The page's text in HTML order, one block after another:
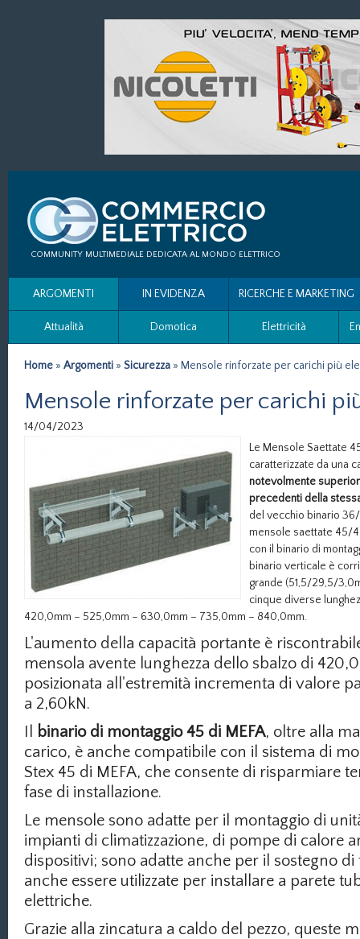
COMMUNITY MULTIMEDIALE DEDICATA AL MONDO ELETTRICO
ARGOMENTI
Attualità Domotica Elettricità
IN EVIDENZA RICERCHE E MARKETING
Home » Argomenti » Sicurezza » Mensole rinforzate per carichi più
Mensole rinforzate per carichi
14/04/2023
Le Mensole Saettate
caratterizzate da una
notevolmente
precedenti della
del vecchio binario
mensole saettate 45/
con il binario di
binario verticale è
grande (51,5/29,5/
cinque diverse
420,0mm – 525,0mm – 630,0mm – 735,0mm – 840,0mm.
L'aumento della capacità portante è
mensola avente lunghezza dello sbalzo di
posizionata all'estremità incrementa di valore
a 2,60kN.
binario di montaggio 45 di MEFA, oltre alla
carico, è anche compatibile con il sistema di
Stex 45 di MEFA, che consente di risparmiare
fase di installazione.
Le mensole sono adatte per il montaggio di
impianti di climatizzazione, di pompe di calore
dispositivi; sono adatte anche per il sostegno di
anche essere utilizzate per installare a parete
elettriche.
Grazie alla zincatura a caldo del pezzo, queste